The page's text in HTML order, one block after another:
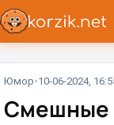
Юмор 10-06-2024,
Смешные